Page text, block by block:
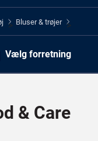
> Bluser & trøjer >
Vælg forretning
& Care